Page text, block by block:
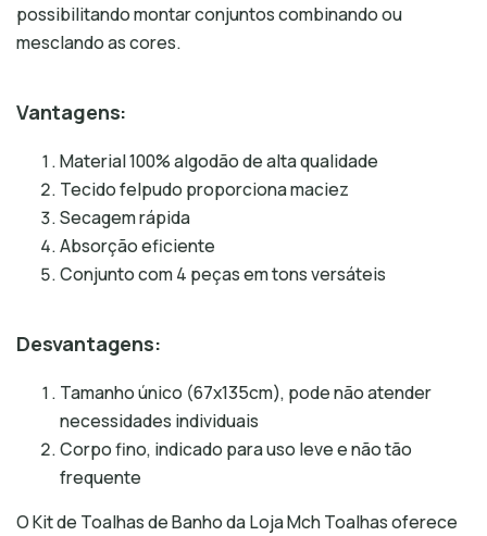
possibilitando montar conjuntos combinando ou
mesclando as cores.
Vantagens:
Material 100% algodão de alta qualidade
Tecido felpudo proporciona maciez
Secagem rápida
Absorção eficiente
Conjunto com 4 peças em tons versáteis
Desvantagens:
Tamanho único (67x135cm), pode não atender
necessidades individuais
Corpo fino, indicado para uso leve e não tão
frequente
O Kit de Toalhas de Banho da Loja Mch Toalhas oferece